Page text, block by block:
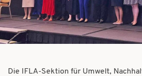
Die IFLA-Sektion für Umwelt,